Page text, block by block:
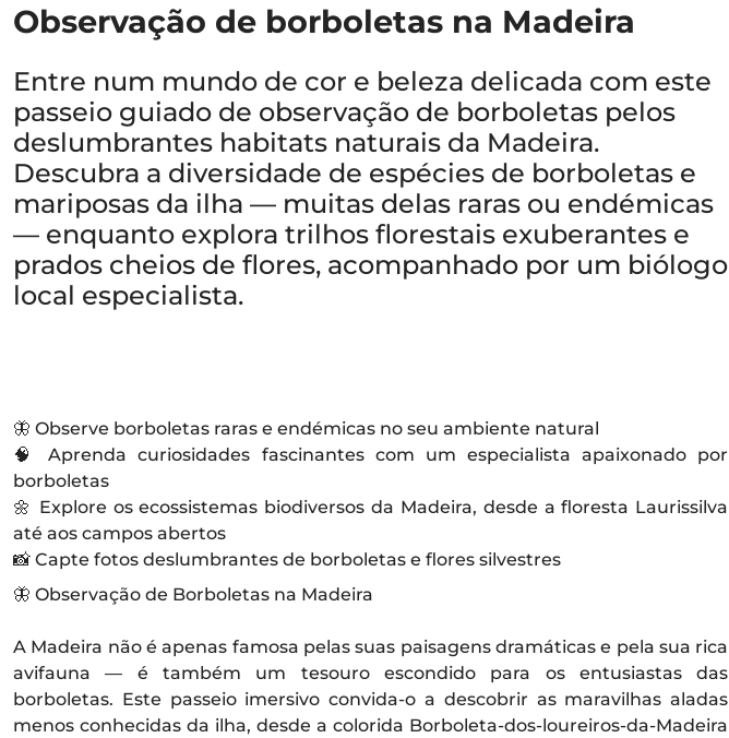
Observação de borboletas na Madeira
Entre num mundo de cor e beleza delicada com este
passeio guiado de observação de borboletas pelos
deslumbrantes habitats naturais da Madeira.
Descubra a diversidade de espécies de borboletas e
mariposas da ilha — muitas delas raras ou endémicas
— enquanto explora trilhos florestais exuberantes e
prados cheios de flores, acompanhado por um biólogo
local especialista.
🦋 Observe borboletas raras e endémicas no seu ambiente natural
🧠 Aprenda curiosidades fascinantes com um especialista apaixonado por
borboletas
🌼 Explore os ecossistemas biodiversos da Madeira, desde a floresta Laurissilva
até aos campos abertos
📸 Capte fotos deslumbrantes de borboletas e flores silvestres
🦋 Observação de Borboletas na Madeira
A Madeira não é apenas famosa pelas suas paisagens dramáticas e pela sua rica
avifauna — é também um tesouro escondido para os entusiastas das
borboletas. Este passeio imersivo convida-o a descobrir as maravilhas aladas
menos conhecidas da ilha, desde a colorida Borboleta-dos-loureiros-da-Madeira